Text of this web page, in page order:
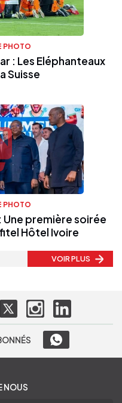
PHOTO
: Les Eléphanteaux
Suisse
PHOTO
Une première soirée
Hôtel Ivoire
VOIR PLUS
NOUS